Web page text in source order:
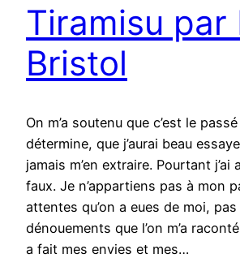
Tiramisu par
Bristol
On m’a soutenu que c’est le
détermine, que j’aurai beau
jamais m’en extraire. Pourtant j’ai
faux. Je n’appartiens pas à mon
attentes qu’on a eues de moi, pas
dénouements que l’on m’a
a fait mes envies et mes…